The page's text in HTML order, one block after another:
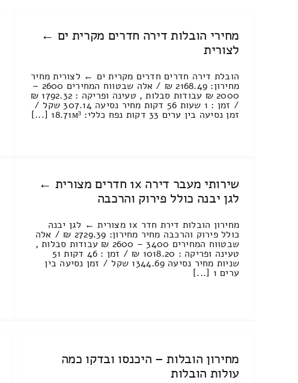
מחירי הובלות דירה חדרים מקרית ים ←
לצורית
הובלת דירה חדרים חדרים מקרית ים ← לצורית מחיר
מחירון: 2168.49 ₪ / אלה שבטווח המחירים 2600 –
2000 ₪ עבודות סבלות , טעינה ופריקה : 1792.32 ₪
/ זמן : 1 שעות 56 דקות מחיר נסיעה 307.14 שקל /
זמן נסיעה בין ערים 33 דקות נפח כללי: 18.71м³ [...]
שירותי מעבר דירה 1x חדרים מצורית ←
לגן יבנה כולל פירוק והרכבה
מחירון הובלות דירת חדר 1x מצורית ← לגן יבנה
כולל פירוק והרכבה מחיר מחירון: 2729.39 ₪ / אלה
שבטווח המחירים 3400 – 2600 ₪ עבודות סבלות ,
טעינה ופריקה : 1018.20 ₪ / זמן : 46 דקות 51
שניות מחיר נסיעה 1344.69 שקל / זמן נסיעה בין
ערים 1 [...]
מחירון הובלות – היכנסו ובדקו כמה
עולות הובלות